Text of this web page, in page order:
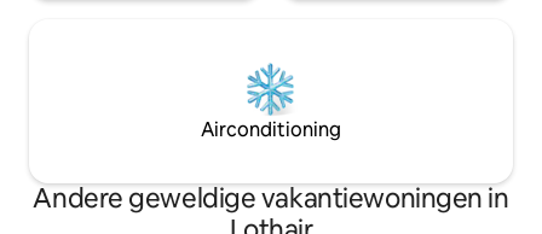
Airconditioning
Andere geweldige vakantiewoningen in